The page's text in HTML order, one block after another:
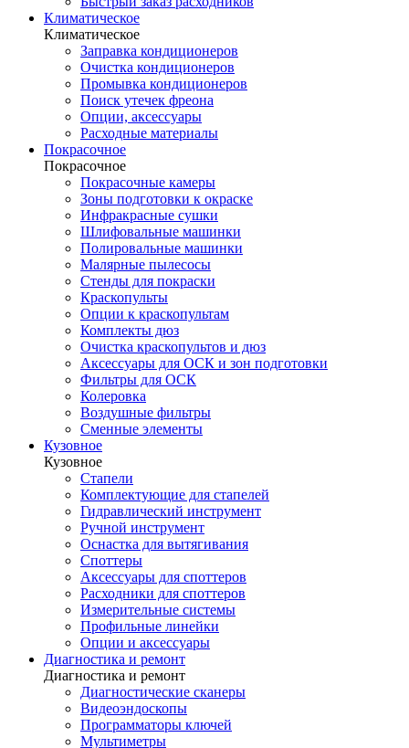
Климатическое
Климатическое
Заправка кондиционеров
Очистка кондиционеров
Промывка кондиционеров
Поиск утечек фреона
Опции, аксессуары
Расходные материалы
Покрасочное
Покрасочное
Покрасочные камеры
Зоны подготовки к окраске
Инфракрасные сушки
Шлифовальные машинки
Полировальные машинки
Малярные пылесосы
Стенды для покраски
Краскопульты
Опции к краскопультам
Комплекты дюз
Очистка краскопультов и дюз
Аксессуары для ОСК и зон подготовки
Фильтры для ОСК
Колеровка
Воздушные фильтры
Сменные элементы
Кузовное
Кузовное
Стапели
Комплектующие для стапелей
Гидравлический инструмент
Ручной инструмент
Оснастка для вытягивания
Споттеры
Аксессуары для споттеров
Расходники для споттеров
Измерительные системы
Профильные линейки
Опции и аксессуары
Диагностика и ремонт
Диагностика и ремонт
Диагностические сканеры
Видеоэндоскопы
Программаторы ключей
Мультиметры